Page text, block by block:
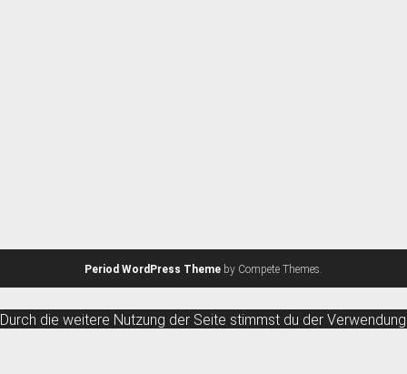
Period WordPress Theme by Compete Themes.
Durch die weitere Nutzung der Seite stimmst du der Verwendung